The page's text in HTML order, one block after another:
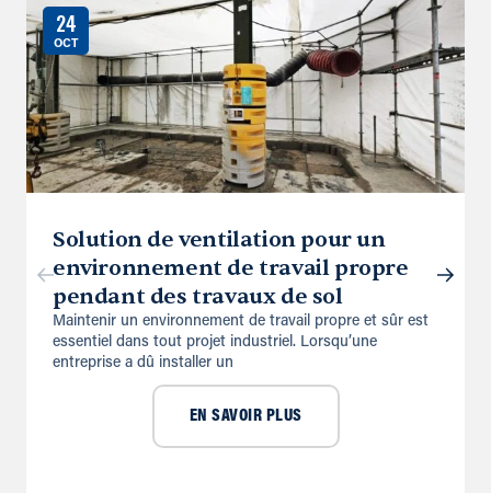
24
OCT
Solution de ventilation pour un
environnement de travail propre
pendant des travaux de sol
Maintenir un environnement de travail propre et sûr est
essentiel dans tout projet industriel. Lorsqu’une
entreprise a dû installer un
EN SAVOIR PLUS